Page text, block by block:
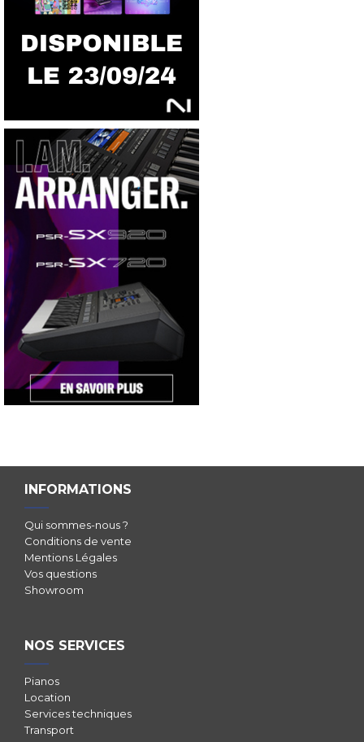
INFORMATIONS
Qui sommes-nous ?
Conditions de vente
Mentions Légales
Vos questions
Showroom
NOS SERVICES
Pianos
Location
Services techniques
Transport